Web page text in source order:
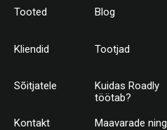
Tooted Blog
Kliendid Tootjad
Sõitjatele
Kuidas Roadly
töötab?
Kontakt
Maavarade ning